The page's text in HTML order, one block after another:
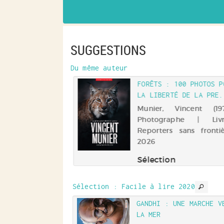
SUGGESTIONS
Du même auteur
FORÊTS : 100 PHOTOS
LA LIBERTÉ DE LA
Munier, Vincent
Photographe |
Reporters sans
2026
Sélection
sa vision de la forêt.
Sélection : Facile à lire 2020
GANDHI : UNE MARCHE
LA MER